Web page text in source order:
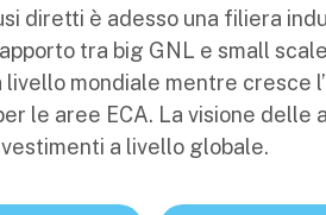
diretti è adesso una filiera
tra big GNL e small
mondiale mentre cresce
le aree ECA. La visione
a livello globale.